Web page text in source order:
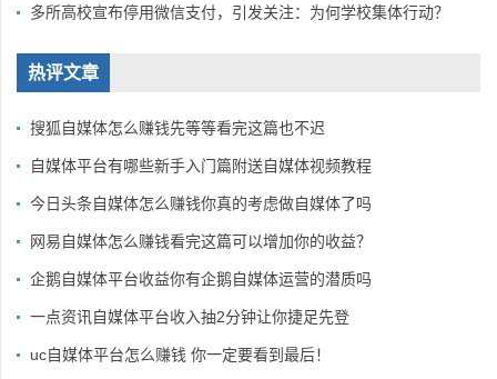
多所高校宣布停用微信支付，引发关注：为何学校集体行动？
热评文章
搜狐自媒体怎么赚钱先等等看完这篇也不迟
自媒体平台有哪些新手入门篇附送自媒体视频教程
今日头条自媒体怎么赚钱你真的考虑做自媒体了吗
网易自媒体怎么赚钱看完这篇可以增加你的收益？
企鹅自媒体平台收益你有企鹅自媒体运营的潜质吗
一点资讯自媒体平台收入抽2分钟让你捷足先登
uc自媒体平台怎么赚钱 你一定要看到最后！